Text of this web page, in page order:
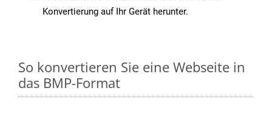
Konvertierung auf Ihr Gerät herunter.
So konvertieren Sie eine Webseite in
das BMP-Format